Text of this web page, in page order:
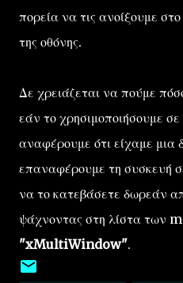
πορεία να τις ανοίξουμε
της οθόνης.
Δε χρειάζεται να πούμε
εάν το χρησιμοποιήσουμε
αναφέρουμε ότι είχαμε μια
επαναφέρουμε τη συσκευή
να το κατεβάσετε δωρεάν
ψάχνοντας στη λίστα των
"xMultiWindow".